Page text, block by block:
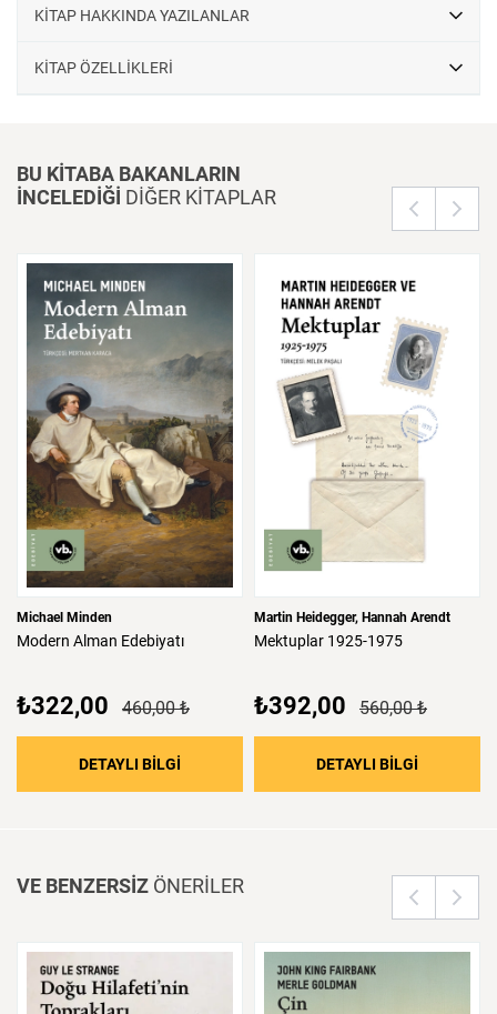
KİTAP HAKKINDA YAZILANLAR
KİTAP ÖZELLİKLERİ
BU KİTABA BAKANLARIN
İNCELEDİĞİ DİĞER KİTAPLAR
Michael Minden
Modern Alman Edebiyatı
₺322,00 460,00 ₺
DETAYLI BİLGİ : Modern Alman Edebiyatı
Martin Heidegger Hannah Arendt
Mektuplar 1925-1975
₺392,00 560,00 ₺
DETAYLI BİLGİ
VE BENZERSİZ ÖNERİLER